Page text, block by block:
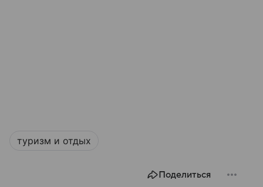
туризм и отдых
Поделиться